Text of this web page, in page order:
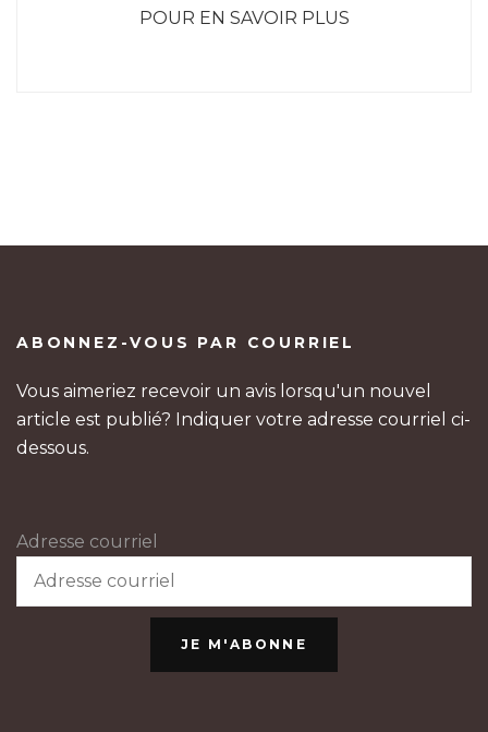
POUR EN SAVOIR PLUS
ABONNEZ-VOUS PAR COURRIEL
Vous aimeriez recevoir un avis lorsqu'un nouvel
article est publié? Indiquer votre adresse courriel ci-
dessous.
Adresse courriel
JE M'ABONNE